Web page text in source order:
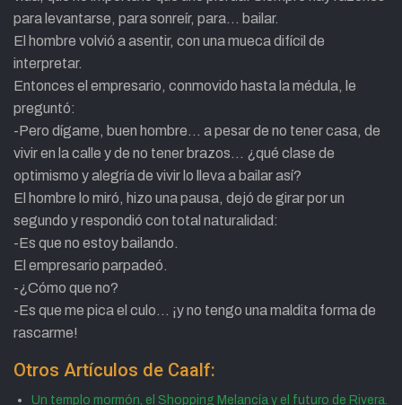
para levantarse, para sonreír, para… bailar.
El hombre volvió a asentir, con una mueca difícil de
interpretar.
Entonces el empresario, conmovido hasta la médula, le
preguntó:
-Pero dígame, buen hombre… a pesar de no tener casa, de
vivir en la calle y de no tener brazos… ¿qué clase de
optimismo y alegría de vivir lo lleva a bailar así?
El hombre lo miró, hizo una pausa, dejó de girar por un
segundo y respondió con total naturalidad:
-Es que no estoy bailando.
El empresario parpadeó.
-¿Cómo que no?
-Es que me pica el culo… ¡y no tengo una maldita forma de
rascarme!
Otros Artículos de Caalf:
Un templo mormón, el Shopping Melancía y el futuro de Rivera.